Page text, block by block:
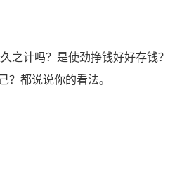
之计吗？是使劲挣钱好好存钱？
？都说说你的看法。